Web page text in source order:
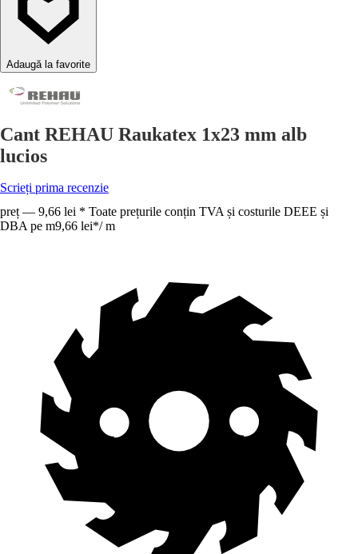
Adaugă la favorite
Cant REHAU Raukatex 1x23 mm alb
lucios
Scrieți prima recenzie
preț — 9,66 lei * Toate prețurile conțin TVA și costurile DEEE și
DBA pe m9,66 lei*/ m